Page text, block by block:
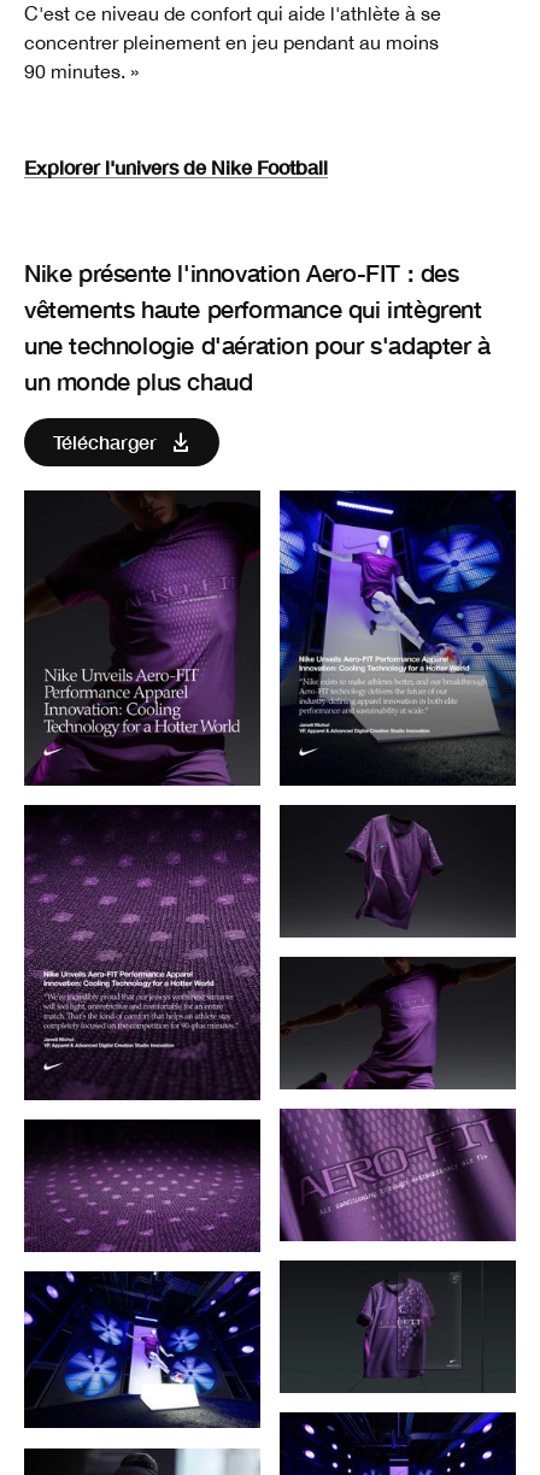
C'est ce niveau de confort qui aide l'athlète à se
concentrer pleinement en jeu pendant au moins
90 minutes. »
Explorer l'univers de Nike Football
Nike présente l'innovation Aero-FIT : des
vêtements haute performance qui intègrent
une technologie d'aération pour s'adapter à
un monde plus chaud
Télécharger